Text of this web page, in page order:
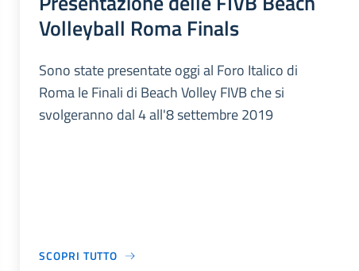
Volleyball Roma Finals
Sono state presentate oggi al Foro Italico di
Roma le Finali di Beach Volley FIVB che si
svolgeranno dal 4 all'8 settembre 2019
SCOPRI TUTTO